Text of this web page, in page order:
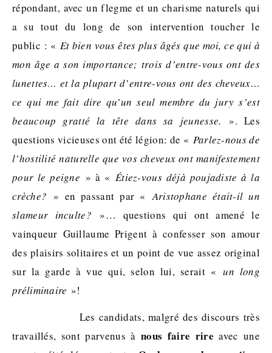
répondant, avec un flegme et un charisme naturels qui
a su tout du long de son intervention toucher le
public : « Et bien vous êtes plus âgés que moi, ce qui à
mon âge a son importance; trois d’entre-vous ont des
lunettes… et la plupart d’entre-vous ont des cheveux…
ce qui me fait dire qu’un seul membre du jury s’est
beaucoup gratté la tête dans sa jeunesse. ». Les
questions vicieuses ont été légion: de « Parlez-nous de
l’hostilité naturelle que vos cheveux ont manifestement
pour le peigne » à « Étiez-vous déjà poujadiste à la
crèche? » en passant par « Aristophane était-il un
slameur inculte? »… questions qui ont amené le
vainqueur Guillaume Prigent à confesser son amour
des plaisirs solitaires et un point de vue assez original
sur la garde à vue qui, selon lui, serait «un long
préliminaire »!
Les candidats, malgré des discours très
travaillés, sont parvenus à nous faire rire avec une